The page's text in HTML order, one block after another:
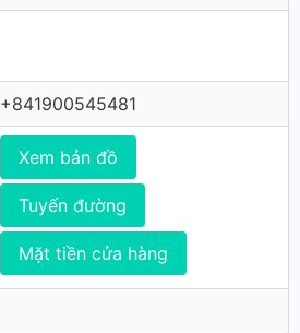
+841900545481
Xem bản đồ
Tuyến đường
Mặt tiền cửa hàng